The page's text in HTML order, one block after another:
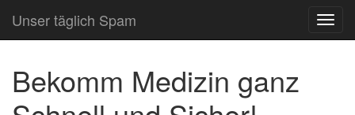
Unser täglich Spam
Bekomm Medizin ganz